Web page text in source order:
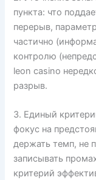
пункта: что
перерыв,
частично
контролю
leon casino
разрыв.
3. Единый
фокус на
держать темп, не
записывать
критерий